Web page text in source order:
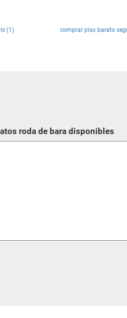
(1) comprar piso barato
roda de bara disponibles